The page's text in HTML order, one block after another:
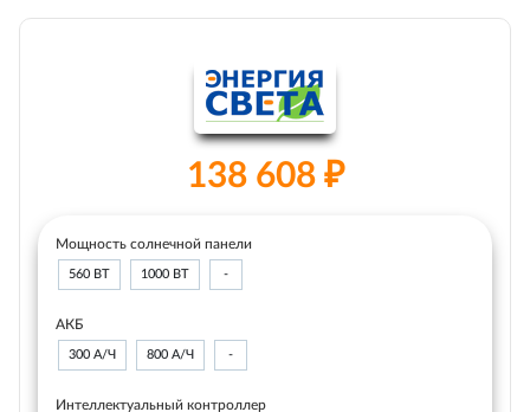
138 608 ₽
Мощность солнечной панели
560 ВТ 1000 ВТ -
АКБ
300 А/Ч 800 А/Ч -
Интеллектуальный контроллер